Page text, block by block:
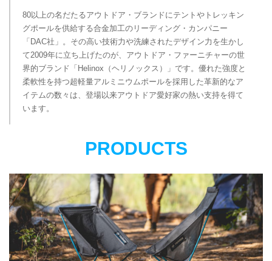
80以上の名だたるアウトドア・ブランドにテントやトレッキン
グポールを供給する合金加工のリーディング・カンパニー
「DAC社」。その高い技術力や洗練されたデザイン力を生かし
て2009年に立ち上げたのが、アウトドア・ファーニチャーの世
界的ブランド「Helinox（ヘリノックス）」です。優れた強度と
柔軟性を持つ超軽量アルミニウムポールを採用した革新的なア
イテムの数々は、登場以来アウトドア愛好家の熱い支持を得て
います。
PRODUCTS